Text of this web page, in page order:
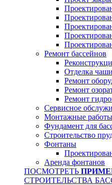
Ремонт бассейнов
Отделка
Ремонт
Ремонт
Ремонт
Сервисное
Монтажные работы
Фундамент для
Строительство
Фонтаны
Аренда фонтанов
ПОСМОТРЕТЬ
СТРОИТЕЛЬСТВА